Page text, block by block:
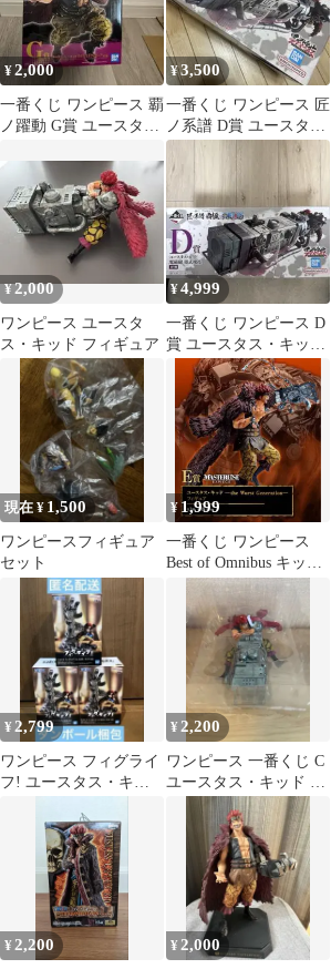
¥2,000
一番くじ ワンピース 覇
ノ躍動 G賞 ユースタ
¥3,500
一番くじ ワンピース 匠
ノ系譜 D賞 ユースタ
ス・キッドフィギュア
¥2,000
ワンピース ユースタ
ス・キッド フィギュア
¥4,999
一番くじ ワンピース D
賞 ユースタス・キッド
電磁砲 墨式塊技
現在 ¥ 1,500
ワンピースフィギュア
セット
¥1,999
一番くじ ワンピース
Best of Omnibus キッ
ド E賞 フィギュア
¥ 2,799
ワンピース フィグライ
フ! ユースタス・キッ
¥ 2,200
ワンピース 一番くじ C
ユースタス・キッド フ
ィギュア
¥ 2,200 ¥ 2,000